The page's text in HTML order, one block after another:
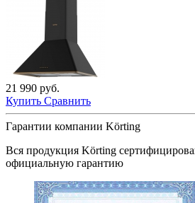
21 990 руб.
Купить Сравнить
Гарантии компании Körting
Вся продукция Körting
официальную гарантию